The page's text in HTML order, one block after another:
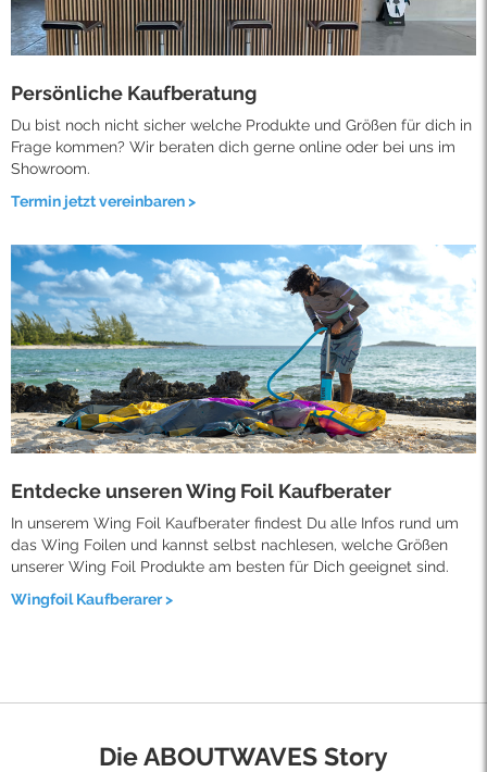
Persönliche Kaufberatung
Du bist noch nicht sicher welche Produkte und Größen für dich in
Frage kommen? Wir beraten dich gerne online oder bei uns im
Showroom.
Termin jetzt vereinbaren >
Entdecke unseren Wing Foil Kaufberater
In unserem Wing Foil Kaufberater findest Du alle Infos rund um
das Wing Foilen und kannst selbst nachlesen, welche Größen
unserer Wing Foil Produkte am besten für Dich geeignet sind.
Wingfoil Kaufberarer >
Die ABOUTWAVES Story